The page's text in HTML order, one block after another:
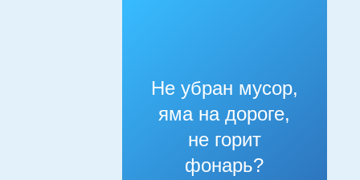
Не убран мусор,
яма на дороге,
не горит
фонарь?